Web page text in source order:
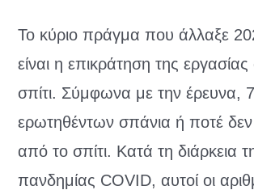
Το κύριο πράγμα που άλλαξε
είναι η επικράτηση της
σπίτι. Σύμφωνα με την έρευνα,
ερωτηθέντων σπάνια ή ποτέ
από το σπίτι. Κατά τη διάρκεια
πανδημίας COVID, αυτοί οι